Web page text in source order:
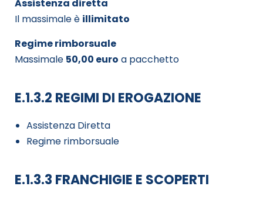
Assistenza diretta
Il massimale è illimitato
Regime rimborsuale
Massimale 50,00 euro a pacchetto
E.1.3.2 REGIMI DI EROGAZIONE
Assistenza Diretta
Regime rimborsuale
E.1.3.3 FRANCHIGIE E SCOPERTI